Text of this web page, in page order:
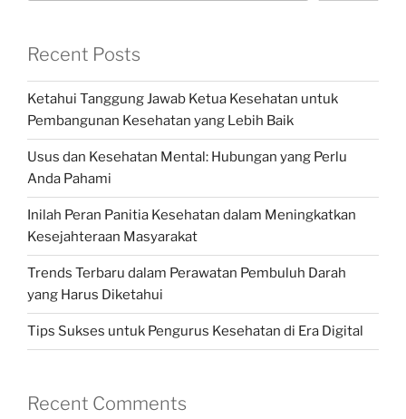
Recent Posts
Ketahui Tanggung Jawab Ketua Kesehatan untuk
Pembangunan Kesehatan yang Lebih Baik
Usus dan Kesehatan Mental: Hubungan yang Perlu
Anda Pahami
Inilah Peran Panitia Kesehatan dalam Meningkatkan
Kesejahteraan Masyarakat
Trends Terbaru dalam Perawatan Pembuluh Darah
yang Harus Diketahui
Tips Sukses untuk Pengurus Kesehatan di Era Digital
Recent Comments